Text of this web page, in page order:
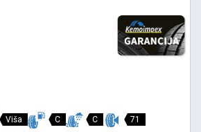
Viša C C 71